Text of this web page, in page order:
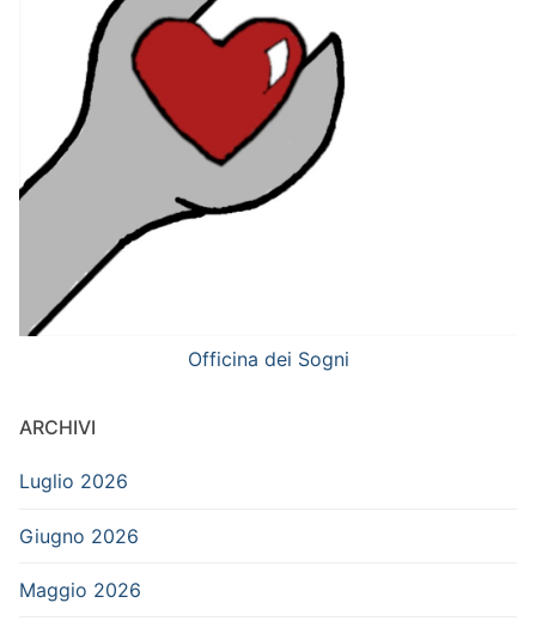
Officina dei Sogni
ARCHIVI
Luglio 2026
Giugno 2026
Maggio 2026